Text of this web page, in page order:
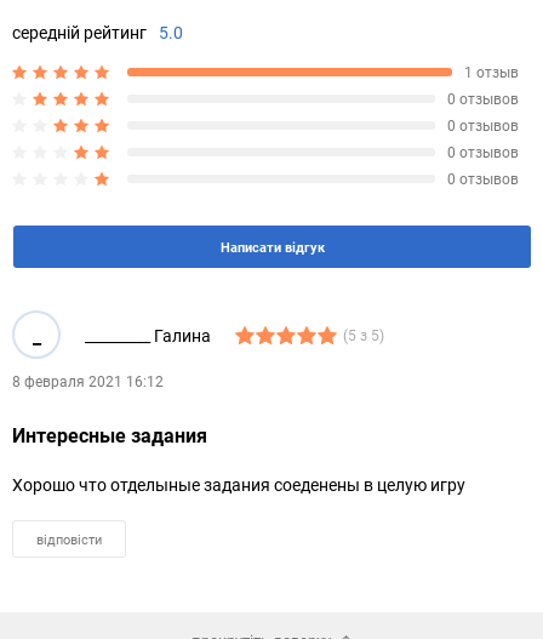
5.0
середній рейтинг
1 отзыв
0 отзывов
0 отзывов
0 отзывов
0 отзывов
Написати відгук
_________ Галина (5 з 5)
8 февраля 2021 16:12
Интересные задания
Хорошо что отделыные задания соеденены в целую игру
відповісти